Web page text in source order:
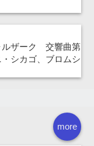
ルザーク 交響曲第
シカゴ、ブロムシ
more